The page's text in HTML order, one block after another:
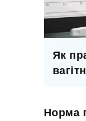
Як
Норма